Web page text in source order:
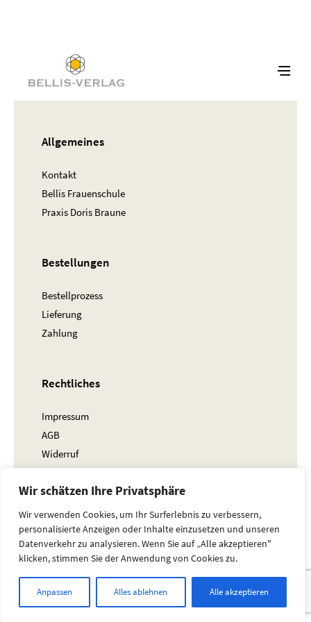
Wir schätzen Ihre Privatsphäre
Wir verwenden Cookies, um Ihr Surferlebnis zu verbessern,
personalisierte Anzeigen oder Inhalte einzusetzen und unseren
Datenverkehr zu analysieren. Wenn Sie auf „Alle akzeptieren"
klicken, stimmen Sie der Anwendung von Cookies zu.
Anpassen Alles ablehnen Alle akzeptieren
Allgemeines
Kontakt
Bellis Frauenschule
Praxis Doris Braune
Bestellungen
Bestellprozess
Lieferung
Zahlung
Rechtliches
Impressum
AGB
Widerruf
Datenschutz
© 2023 Bellis Verlag nach oben